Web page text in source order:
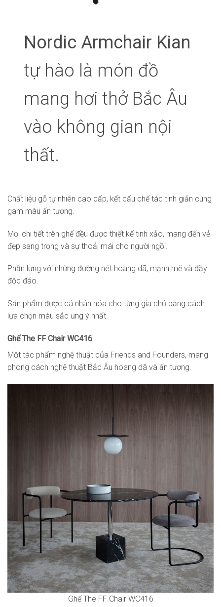
Nordic Armchair Kian
tự hào là món đồ
mang hơi thở Bắc Âu
vào không gian nội
thất.
Chất liệu gỗ tự nhiên cao cấp, kết cấu chế tác tinh giản cùng
gam màu ấn tượng.
Mọi chi tiết trên ghế đều được thiết kế tinh xảo, mang đến vẻ
đẹp sang trọng và sự thoải mái cho người ngồi.
Phần lưng với những đường nét hoang dã, mạnh mẽ và đầy
độc đáo.
Sản phẩm được cá nhân hóa cho từng gia chủ bằng cách
lựa chọn màu sắc ưng ý nhất.
Ghế The FF Chair WC416
Một tác phẩm nghệ thuật của Friends and Founders, mang
phong cách nghệ thuật Bắc Âu hoang dã và ấn tượng.
Ghế The FF Chair WC416